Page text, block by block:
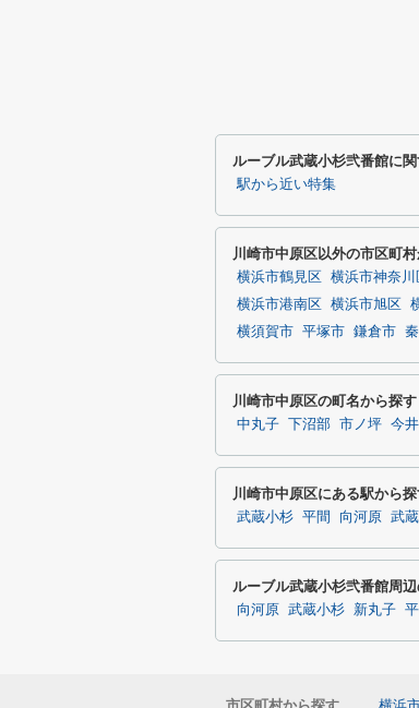
ルーブル武蔵小杉弐番館に
駅から近い特集
川崎市中原区以外の市区町
横浜市鶴見区 横浜市神奈川
横浜市港南区
横浜市旭区
横須賀市 平塚市 鎌倉市
川崎市中原区の町名から探す
中丸子 下沼部 市ノ坪 今井
川崎市中原区にある駅から
武蔵小杉 平間 向河原 武
ルーブル武蔵小杉弐番館周
向河原 武蔵小杉 新丸子